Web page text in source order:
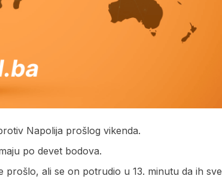
Napolija prošlog vikenda.
po devet bodova.
prošlo, ali se on potrudio u 13. minutu da ih sve